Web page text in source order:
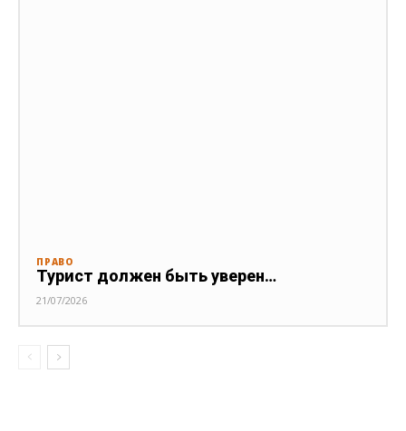
ПРАВО
Турист должен быть уверен…
21/07/2026